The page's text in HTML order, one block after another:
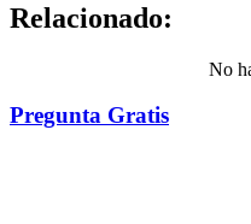
Relacionado:
No
Pregunta Gratis